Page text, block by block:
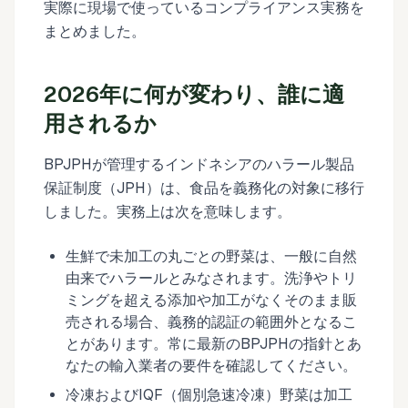
実際に現場で使っているコンプライアンス実務を
まとめました。
2026年に何が変わり、誰に適
用されるか
BPJPHが管理するインドネシアのハラール製品
保証制度（JPH）は、食品を義務化の対象に移行
しました。実務上は次を意味します。
生鮮で未加工の丸ごとの野菜は、一般に自然
由来でハラールとみなされます。洗浄やトリ
ミングを超える添加や加工がなくそのまま販
売される場合、義務的認証の範囲外となるこ
とがあります。常に最新のBPJPHの指針とあ
なたの輸入業者の要件を確認してください。
冷凍およびIQF（個別急速冷凍）野菜は加工